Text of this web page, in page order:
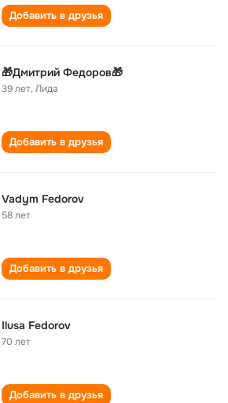
Добавить в друзья
🎁Дмитрий Федоров🎁
39 лет,Лида
Добавить в друзья
Vadym Fedorov
58 лет
Добавить в друзья
Ilusa Fedorov
70 лет
Добавить в друзья